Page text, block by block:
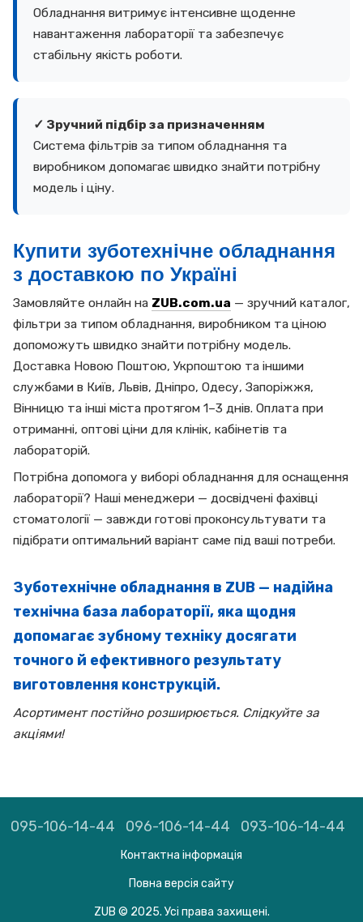
Обладнання витримує інтенсивне щоденне
навантаження лабораторії та забезпечує
стабільну якість роботи.
✓ Зручний підбір за призначенням
Система фільтрів за типом обладнання та
виробником допомагає швидко знайти потрібну
модель і ціну.
Купити зуботехнічне обладнання
з доставкою по Україні
Замовляйте онлайн на ZUB.com.ua — зручний каталог,
фільтри за типом обладнання, виробником та ціною
допоможуть швидко знайти потрібну модель.
Доставка Новою Поштою, Укрпоштою та іншими
службами в Київ, Львів, Дніпро, Одесу, Запоріжжя,
Вінницю та інші міста протягом 1–3 днів. Оплата при
отриманні, оптові ціни для клінік, кабінетів та
лабораторій.
Потрібна допомога у виборі обладнання для оснащення
лабораторії? Наші менеджери — досвідчені фахівці
стоматології — завжди готові проконсультувати та
підібрати оптимальний варіант саме під ваші потреби.
Зуботехнічне обладнання в ZUB — надійна
технічна база лабораторії, яка щодня
допомагає зубному техніку досягати
точного й ефективного результату
виготовлення конструкцій.
Асортимент постійно розширюється. Слідкуйте за
акціями!
095-106-14-44 096-106-14-44 093-106-14-44
Контактна інформація
Повна версія сайту
ZUB © 2025. Усі права захищені.